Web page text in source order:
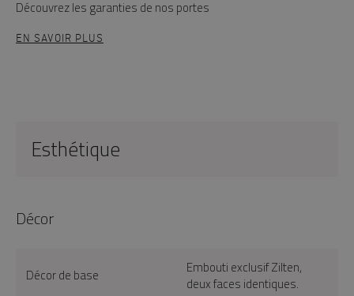
Découvrez les garanties de nos portes
EN SAVOIR PLUS
Esthétique
Décor
Décor de base Embouti exclusif Zilten,
deux faces identiques.